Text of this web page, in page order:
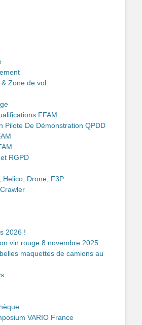
Zone de vol
FFAM
Pilote De Démonstration QPDD
RGPD
Helico, Drone, F3P
2026 !
vin rouge 8 novembre 2025
maquettes de camions au
VARIO France